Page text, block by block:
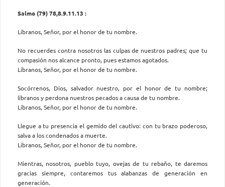
Salmo (79) 78,8.9.11.13 :
Líbranos, Señor, por el honor de tu nombre.
No recuerdes contra nosotros las culpas de nuestros padres; que tu
compasión nos alcance pronto, pues estamos agotados.
Líbranos, Señor, por el honor de tu nombre.
Socórrenos, Dios, salvador nuestro, por el honor de tu nombre;
líbranos y perdona nuestros pecados a causa de tu nombre.
Líbranos, Señor, por el honor de tu nombre.
Llegue a tu presencia el gemido del cautivo: con tu brazo poderoso,
salva a los condenados a muerte.
Líbranos, Señor, por el honor de tu nombre.
Mientras, nosotros, pueblo tuyo, ovejas de tu rebaño, te daremos
gracias siempre, contaremos tus alabanzas de generación en
generación.